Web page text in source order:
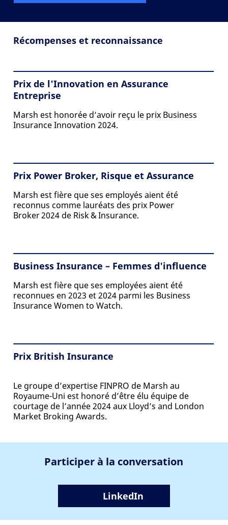
Récompenses et reconnaissance
Prix de l'Innovation en Assurance
Entreprise
Marsh est honorée d’avoir reçu le prix Business
Insurance Innovation 2024.
Prix Power Broker, Risque et Assurance
Marsh est fière que ses employés aient été
reconnus comme lauréats des prix Power
Broker 2024 de Risk & Insurance.
Business Insurance – Femmes d'influence
Marsh est fière que ses employées aient été
reconnues en 2023 et 2024 parmi les Business
Insurance Women to Watch.
Prix British Insurance
Le groupe d’expertise FINPRO de Marsh au
Royaume-Uni est honoré d’être élu équipe de
courtage de l’année 2024 aux Lloyd’s and London
Market Broking Awards.
Participer à la conversation
LinkedIn